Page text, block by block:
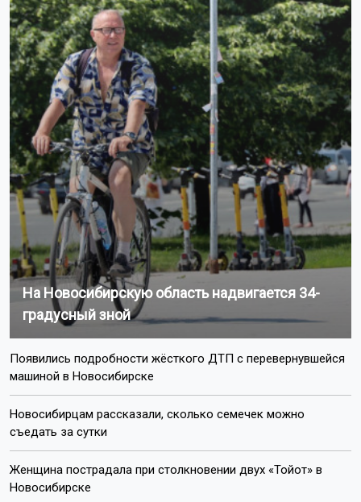
На Новосибирскую область надвигается 34-
градусный зной
Появились подробности жёсткого ДТП с перевернувшейся
машиной в Новосибирске
Новосибирцам рассказали, сколько семечек можно
съедать за сутки
Женщина пострадала при столкновении двух «Тойот» в
Новосибирске